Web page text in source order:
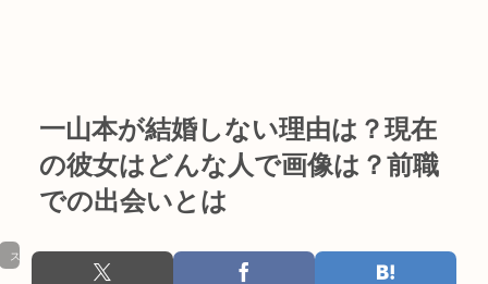
一山本が結婚しない理由は？現在
の彼女はどんな人で画像は？前職
での出会いとは
スポーツ